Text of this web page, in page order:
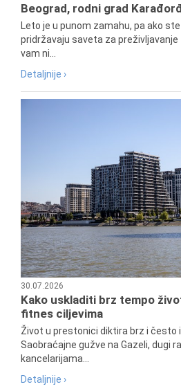
Beograd, rodni grad
Leto je u punom zamahu, pa ako
pridržavaju saveta za
vam ni...
Detaljnije ›
30.07.2026
Kako uskladiti brz tempo
fitnes ciljevima
Život u prestonici diktira brz i često
Saobraćajne gužve na Gazeli, dugi
kancelarijama...
Detaljnije ›